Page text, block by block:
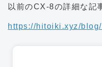
以前のCX-8の詳細な記
https://hitoiki.xyz/